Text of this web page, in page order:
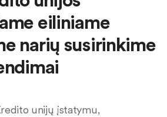
eiliniame
narių susirinkime
unijų įstatymu,